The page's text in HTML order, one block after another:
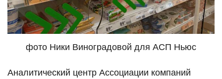
фото Ники Виноградовой для АСП Ньюс
Аналитический центр Ассоциации компаний